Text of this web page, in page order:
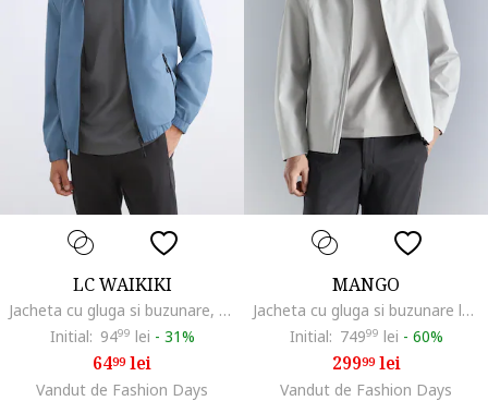
LC WAIKIKI
Jacheta cu gluga si buzunare, Albastru pastel/Negru
Initial: 9499 lei - 31%
6499lei
Vandut de Fashion Days
MANGO
Jacheta cu gluga si buzunare laterale, Alb fildes
Initial: 74999 lei - 60%
29999lei
Vandut de Fashion Days